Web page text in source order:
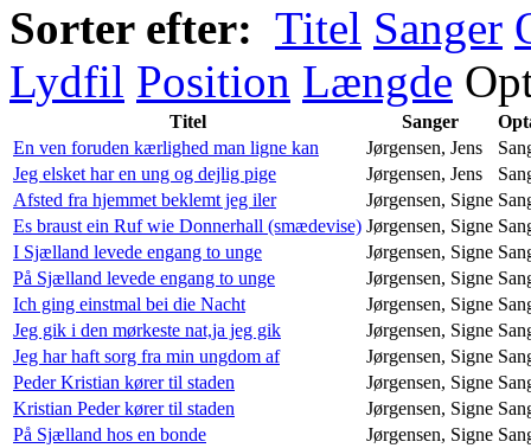
Sorter efter: Titel Sanger
Lydfil Position Længde
Titel Sanger
En ven foruden kærlighed man ligne kan
Jørgensen, Jens
Jeg elsket har en ung og dejlig pige
Jørgensen, Jens
Afsted fra hjemmet beklemt jeg iler
Jørgensen, Signe
Es braust ein Ruf wie Donnerhall (smædevise) Jørgensen, Signe
I Sjælland levede engang to unge
Jørgensen, Signe
På Sjælland levede engang to unge
Jørgensen, Signe
Ich ging einstmal bei die Nacht
Jørgensen, Signe
Jeg gik i den mørkeste nat,ja jeg gik
Jørgensen, Signe
Jeg har haft sorg fra min ungdom af
Jørgensen, Signe
Peder Kristian kører til staden
Jørgensen, Signe
Kristian Peder kører til staden
Jørgensen, Signe
På Sjælland hos en bonde
Jørgensen, Signe